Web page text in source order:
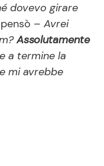
dovevo girare
– Avrei
Assolutamente
a termine la
mi avrebbe